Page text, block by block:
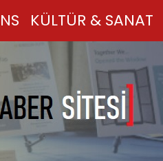
KÜLTÜR & SANAT